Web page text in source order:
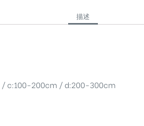
描述
c:100-200cm / d:200-300cm